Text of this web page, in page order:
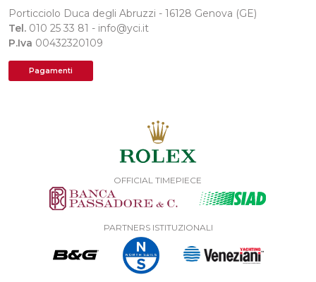
Porticciolo Duca degli Abruzzi - 16128 Genova (GE)
Tel. 010 25 33 81 - info@yci.it
P.Iva 00432320109
Pagamenti
OFFICIAL TIMEPIECE
PARTNERS ISTITUZIONALI